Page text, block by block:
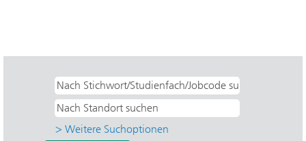
> Weitere Suchoptionen